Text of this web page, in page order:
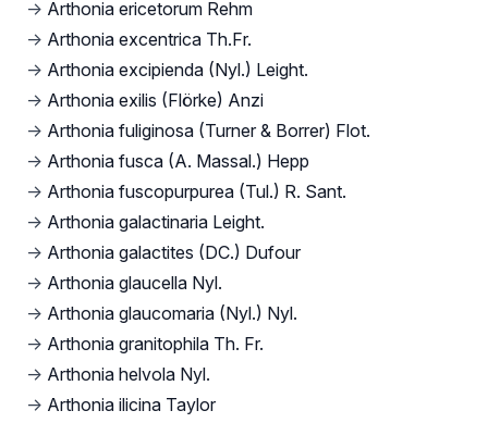
→ Arthonia ericetorum Rehm
→ Arthonia excentrica Th.Fr.
→ Arthonia excipienda (Nyl.) Leight.
→ Arthonia exilis (Flörke) Anzi
→ Arthonia fuliginosa (Turner & Borrer) Flot.
→ Arthonia fusca (A. Massal.) Hepp
→ Arthonia fuscopurpurea (Tul.) R. Sant.
→ Arthonia galactinaria Leight.
→ Arthonia galactites (DC.) Dufour
→ Arthonia glaucella Nyl.
→ Arthonia glaucomaria (Nyl.) Nyl.
→ Arthonia granitophila Th. Fr.
→ Arthonia helvola Nyl.
→ Arthonia ilicina Taylor